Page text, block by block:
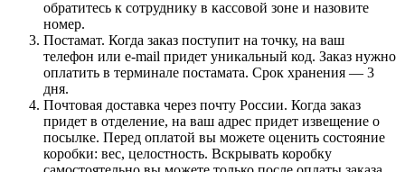
обратитесь к сотруднику в кассовой зоне и назовите
номер.
Постамат. Когда заказ поступит на точку, на ваш
телефон или e-mail придет уникальный код. Заказ нужно
оплатить в терминале постамата. Срок хранения — 3
дня.
Почтовая доставка через почту России. Когда заказ
придет в отделение, на ваш адрес придет извещение о
посылке. Перед оплатой вы можете оценить состояние
коробки: вес, целостность. Вскрывать коробку